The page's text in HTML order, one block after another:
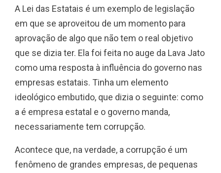
A Lei das Estatais é um exemplo de legislação
em que se aproveitou de um momento para
aprovação de algo que não tem o real objetivo
que se dizia ter. Ela foi feita no auge da Lava Jato
como uma resposta à influência do governo nas
empresas estatais. Tinha um elemento
ideológico embutido, que dizia o seguinte: como
a é empresa estatal e o governo manda,
necessariamente tem corrupção.
Acontece que, na verdade, a corrupção é um
fenômeno de grandes empresas, de pequenas